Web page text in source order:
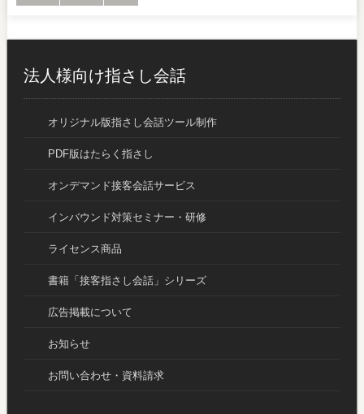
法人様向け指さし会話
オリジナル版指さし会話ツール制作
PDF版はたらく指さし
オンデマンド接客会話サービス
インバウンド対策セミナー・研修
ライセンス商品
書籍「接客指さし会話」シリーズ
広告掲載について
お知らせ
お問い合わせ・資料請求